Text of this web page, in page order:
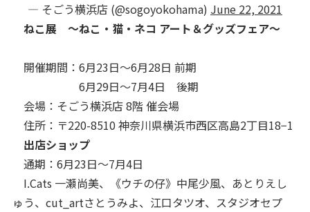
— そごう横浜店 (@sogoyokohama) June 22, 2021
ねこ展 ～ねこ・猫・ネコ アート＆グッズフェア～
開催期間：6月23日～6月28日 前期
6月29日～7月4日 後期
会場：そごう横浜店 8階 催会場
住所：〒220-8510 神奈川県横浜市西区高島2丁目18−1
出店ショップ
通期：6月23日～7月4日
I.Cats 一瀬尚美、《ウチの仔》中尾少風、あとりえし
ゅう、cut_artさとうみよ、江口タツオ、スタジオセプ